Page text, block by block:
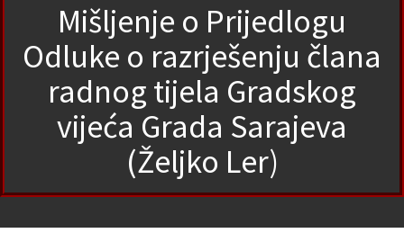
Mišljenje o Prijedlogu
Odluke o razrješenju člana
radnog tijela Gradskog
vijeća Grada Sarajeva
(Željko Ler)